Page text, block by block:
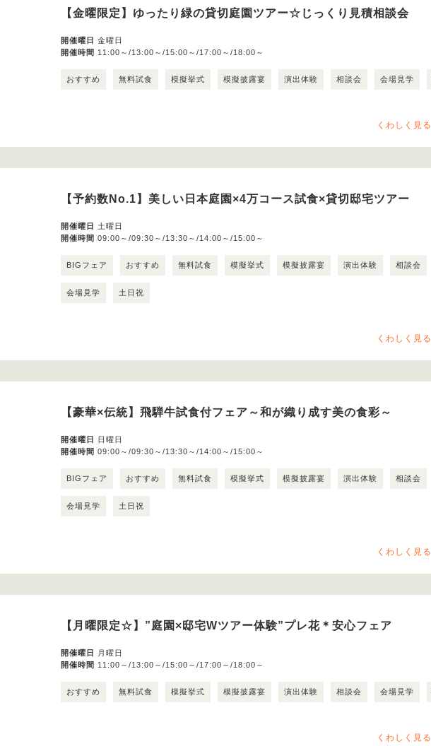
【金曜限定】ゆったり緑の貸切庭園ツアー☆じっくり見積相談会
開催曜日 金曜日
開催時間 11:00～/13:00～/15:00～/17:00～/18:00～
おすすめ 無料試食 模擬挙式 模擬披露宴 演出体験 相談会 会場見学
くわしく見る
【予約数No.1】美しい日本庭園×4万コース試食×貸切邸宅ツアー
開催曜日
土曜日
開催時間 09:00～/09:30～/13:30～/14:00～/15:00～
BIGフェア おすすめ 無料試食 模擬挙式 模擬披露宴 演出体験 相談会
会場見学 土日祝
くわしく見る
【豪華×伝統】飛騨牛試食付フェア～和が織り成す美の食彩～
開催曜日
日曜日
開催時間 09:00～/09:30～/13:30～/14:00～/15:00～
BIGフェア おすすめ 無料試食 模擬挙式 模擬披露宴 演出体験 相談会
会場見学 土日祝
くわしく見る
【月曜限定☆】”庭園×邸宅Wツアー体験”プレ花＊安心フェア
開催曜日
月曜日
開催時間 11:00～/13:00～/15:00～/17:00～/18:00～
おすすめ 無料試食 模擬挙式 模擬披露宴 演出体験 相談会 会場見学
くわしく見る